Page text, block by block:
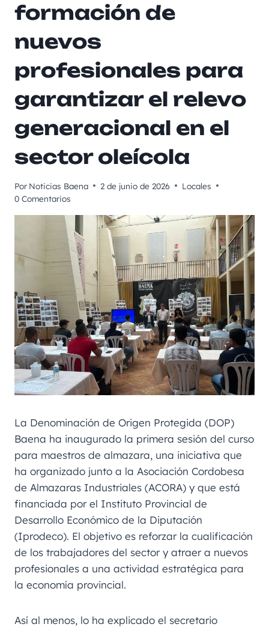
formación de
nuevos
profesionales para
garantizar el relevo
generacional en el
sector oleícola
Por Noticias Baena 2 de junio de 2026
Locales
0 Comentarios
La Denominación de Origen Protegida (DOP)
Baena ha inaugurado la primera sesión del curso
para maestros de almazara, una iniciativa que
ha organizado junto a la Asociación Cordobesa
de Almazaras Industriales (ACORA) y que está
financiada por el Instituto Provincial de
Desarrollo Económico de la Diputación
(Iprodeco). El objetivo es reforzar la cualificación
de los trabajadores del sector y atraer a nuevos
profesionales a una actividad estratégica para
la economía provincial.
Así al menos, lo ha explicado el secretario